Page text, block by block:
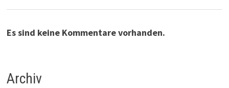
Es sind keine Kommentare vorhanden.
Archiv